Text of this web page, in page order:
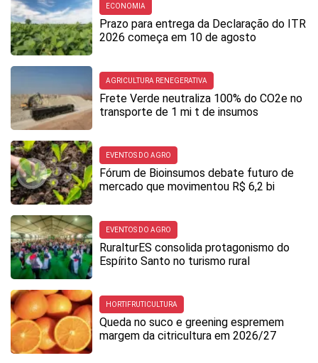
ECONOMIA
Prazo para entrega da Declaração do ITR
2026 começa em 10 de agosto
AGRICULTURA RENEGERATIVA
Frete Verde neutraliza 100% do CO2e no
transporte de 1 mi t de insumos
EVENTOS DO AGRO
Fórum de Bioinsumos debate futuro de
mercado que movimentou R$ 6,2 bi
EVENTOS DO AGRO
RuralturES consolida protagonismo do
Espírito Santo no turismo rural
HORTIFRUTICULTURA
Queda no suco e greening espremem
margem da citricultura em 2026/27